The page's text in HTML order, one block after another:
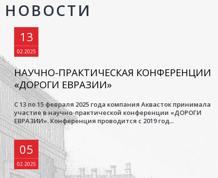
НОВОСТИ
13
02.2025
НАУЧНО-ПРАКТИЧЕСКАЯ КОНФЕРЕНЦИИ
«ДОРОГИ ЕВРАЗИИ»
С 13 по 15 февраля 2025 года компания Аквасток принимала
участие в научно-практической конференции «ДОРОГИ
ЕВРАЗИИ». Конференция проводится с 2019 год...
05
02.2025